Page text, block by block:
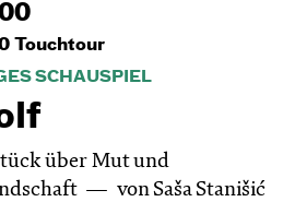
Touchtour
SCHAUSPIEL
über Mut und
von Saša Stanišić